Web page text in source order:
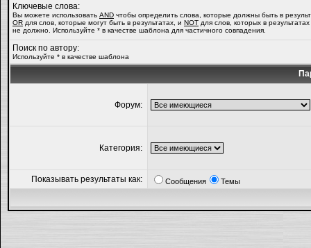
Ключевые слова:
Вы можете использовать AND чтобы определить слова, которые должны быть в
OR для слов, которые могут быть в результатах, и NOT для слов, которых в
не должно. Используйте * в качестве шаблона для частичного совпадения.
Поиск по автору:
Используйте * в качестве шаблона
Форум:
Категория:
Показывать результаты как: Сообщения Темы